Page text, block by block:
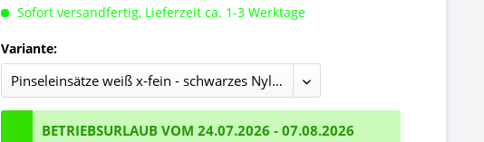
Sofort versandfertig, Lieferzeit ca. 1-3 Werktage
Variante:
BETRIEBSURLAUB VOM 24.07.2026 - 07.08.2026